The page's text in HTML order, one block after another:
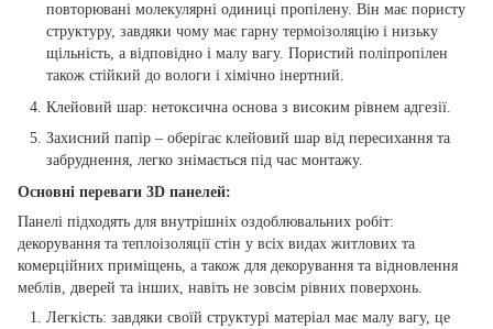
повторювані молекулярні одиниці пропілену. Він має пористу
структуру, завдяки чому має гарну термоізоляцію і низьку
щільність, а відповідно і малу вагу. Пористий поліпропілен
також стійкий до вологи і хімічно інертний.
Клейовий шар: нетоксична основа з високим рівнем адгезії.
Захисний папір – оберігає клейовий шар від пересихання та
забруднення, легко знімається під час монтажу.
Основні переваги 3D панелей:
Панелі підходять для внутрішніх оздоблювальних робіт:
декорування та теплоізоляції стін у всіх видах житлових та
комерційних приміщень, а також для декорування та відновлення
меблів, дверей та інших, навіть не зовсім рівних поверхонь.
Легкість: завдяки своїй структурі матеріал має малу вагу, це